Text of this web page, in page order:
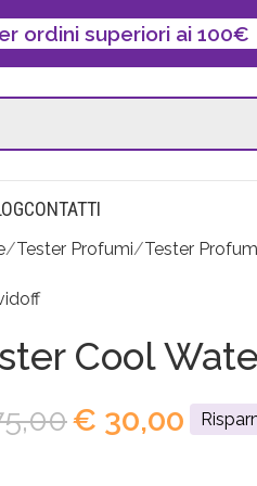
ordini superiori ai 100€
CONTATTI
Tester Profumi Tester
Cool
€ 30,00